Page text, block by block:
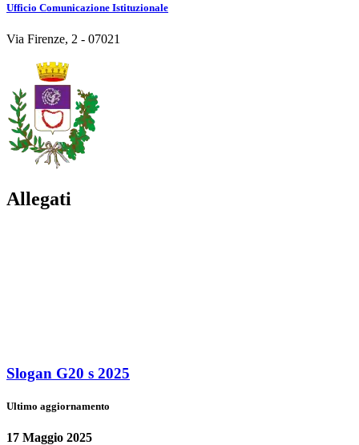
Ufficio Comunicazione Istituzionale
Via Firenze, 2 - 07021
Allegati
Slogan G20 s 2025
Ultimo aggiornamento
17 Maggio 2025